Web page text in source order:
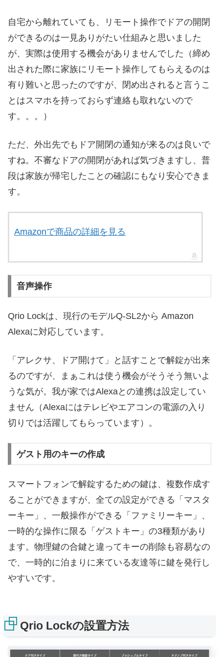
自宅から離れていても、リモート操作でドアの開閉
ができるのは一見ありがたい仕組みと思いました
が、実際は使用する機会がありませんでした（締め
出された際に家族にリモート操作してもらえるのは
有り難いと思ったのですが、閉め出されると言うこ
とはスマホを持っておらず連絡も取れないので
す。。。）
ただ、外出先でもドア開閉の通知が来るのは良いで
すね。不審なドアの開閉があれば気づきますし、普
段は家族が帰宅したことの確認にもなり安心できま
す。
Amazonで商品の詳細を見る
音声操作
Qrio Lockは、現行のモデルQ-SL2から Amazon
Alexaに対応しています。
「アレクサ、ドア開けて」と話すことで解錠が出来
るのですが、まぁこれは使う機会がそうそう無いよ
うな気が。我が家ではAlexaとの連携は設定してい
ません（Alexaにはテレビやエアコンの電源の入り
切りでは活躍してもらっています）。
ゲスト用のキーの作成
スマートフォンで解錠するための鍵は、複数作成す
ることができますが、全ての設定ができる「マスタ
ーキー」、一般操作ができる「ファミリーキー」、
一時的な操作に限る「ゲストキー」の3種類があり
ます。物理鍵の合鍵と違ってキーの削除も容易なの
で、一時的に泊まりに来ている友達等に鍵を発行し
やすいです。
Qrio Lockの設置方法